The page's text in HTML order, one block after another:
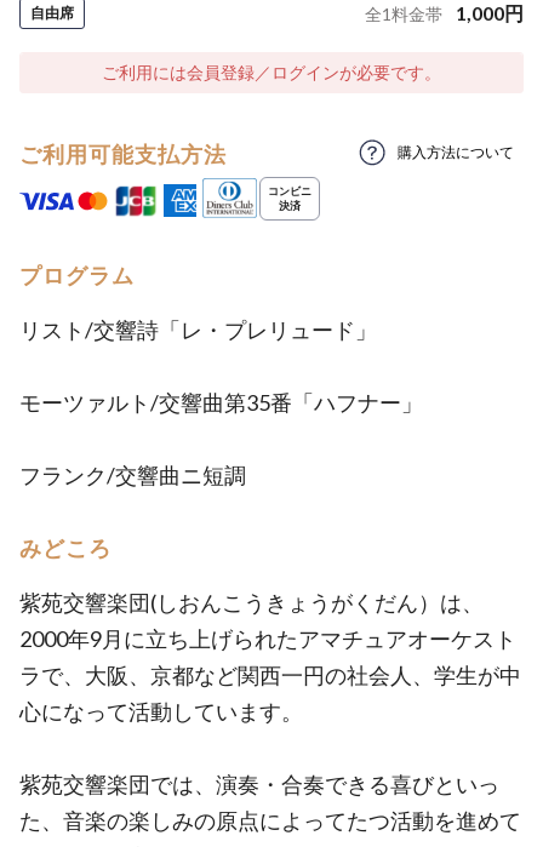
自由席 全1料金帯 1,000円
ご利用には会員登録／ログインが必要です。
ご利用可能支払方法 購入方法について
プログラム
リスト/交響詩「レ・プレリュード」
モーツァルト/交響曲第35番「ハフナー」
フランク/交響曲ニ短調
みどころ
紫苑交響楽団(しおんこうきょうがくだん）は、
2000年9月に立ち上げられたアマチュアオーケスト
ラで、大阪、京都など関西一円の社会人、学生が中
心になって活動しています。
紫苑交響楽団では、演奏・合奏できる喜びといっ
た、音楽の楽しみの原点によってたつ活動を進めて